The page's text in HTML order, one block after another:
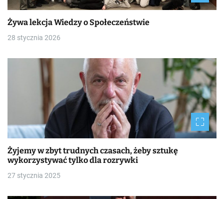
Żywa lekcja Wiedzy o Społeczeństwie
28 stycznia 2026
Żyjemy w zbyt trudnych czasach, żeby sztukę
wykorzystywać tylko dla rozrywki
27 stycznia 2025